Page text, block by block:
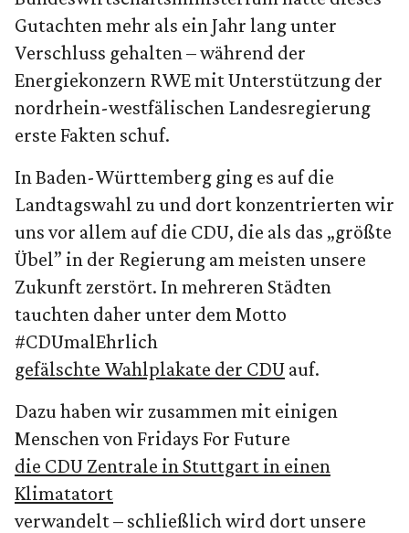
Gutachten mehr als ein Jahr lang unter
Verschluss gehalten – während der
Energiekonzern RWE mit Unterstützung der
nordrhein-westfälischen Landesregierung
erste Fakten schuf.
In Baden-Württemberg ging es auf die
Landtagswahl zu und dort konzentrierten wir
uns vor allem auf die CDU, die als das „größte
Übel” in der Regierung am meisten unsere
Zukunft zerstört. In mehreren Städten
tauchten daher unter dem Motto
#CDUmalEhrlich
gefälschte Wahlplakate der CDU auf.
Dazu haben wir zusammen mit einigen
Menschen von Fridays For Future
die CDU Zentrale in Stuttgart in einen
Klimatatort
verwandelt – schließlich wird dort unsere